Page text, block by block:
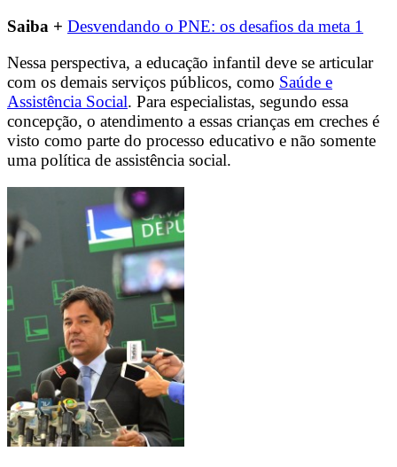
Saiba + Desvendando o PNE: os desafios da meta 1
Nessa perspectiva, a educação infantil deve se articular
com os demais serviços públicos, como Saúde e
Assistência Social. Para especialistas, segundo essa
concepção, o atendimento a essas crianças em creches é
visto como parte do processo educativo e não somente
uma política de assistência social.